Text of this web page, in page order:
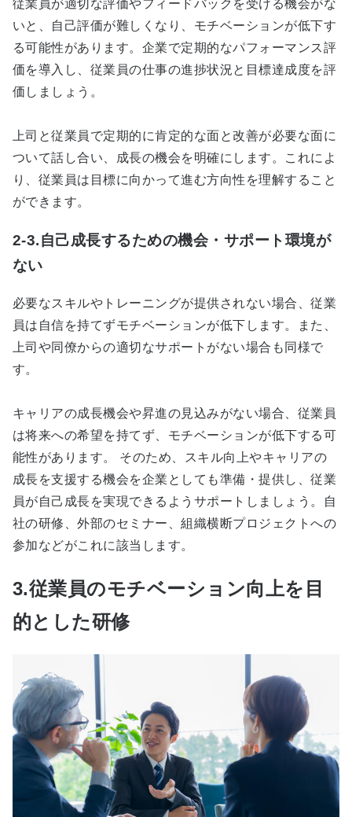
従業員が適切な評価やフィードバックを受ける機会がな
いと、自己評価が難しくなり、モチベーションが低下す
る可能性があります。企業で定期的なパフォーマンス評
価を導入し、従業員の仕事の進捗状況と目標達成度を評
価しましょう。
上司と従業員で定期的に肯定的な面と改善が必要な面に
ついて話し合い、成長の機会を明確にします。これによ
り、従業員は目標に向かって進む方向性を理解すること
ができます。
2-3.自己成長するための機会・サポート環境が
ない
必要なスキルやトレーニングが提供されない場合、従業
員は自信を持てずモチベーションが低下します。また、
上司や同僚からの適切なサポートがない場合も同様で
す。
キャリアの成長機会や昇進の見込みがない場合、従業員
は将来への希望を持てず、モチベーションが低下する可
能性があります。 そのため、スキル向上やキャリアの
成長を支援する機会を企業としても準備・提供し、従業
員が自己成長を実現できるようサポートしましょう。自
社の研修、外部のセミナー、組織横断プロジェクトへの
参加などがこれに該当します。
3.従業員のモチベーション向上を目
的とした研修